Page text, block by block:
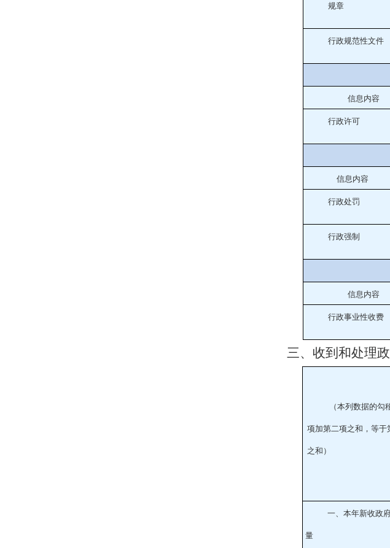
规章
行政规范性文件
信息内容
行政许可
信息内容
行政处罚
行政强制
信息内容
行政事业性收费
三、收到和处理
（本列数据的勾
项加第二项之和，等于
之和）
一、本年新收政
量